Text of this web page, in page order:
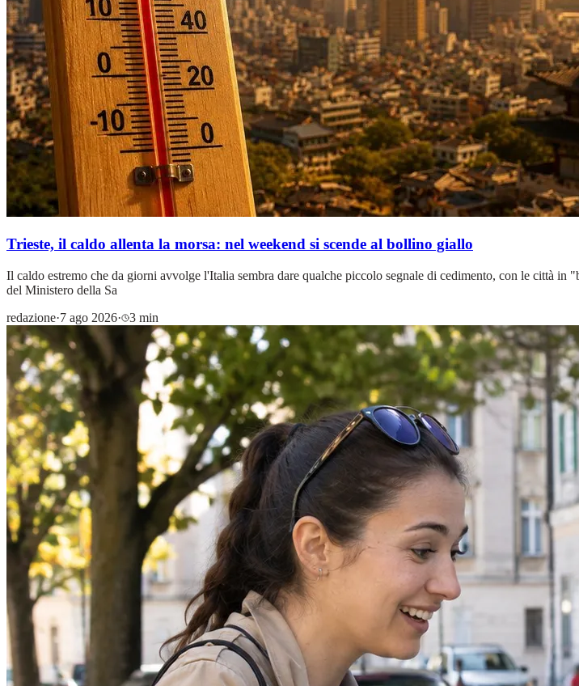
Trieste, il caldo allenta la morsa: nel weekend si scende al bollino giallo
Il caldo estremo che da giorni avvolge l'Italia sembra dare qualche piccolo segnale di cedimento, con le città
del Ministero della Sa
redazione·7 ago 2026· 3 min